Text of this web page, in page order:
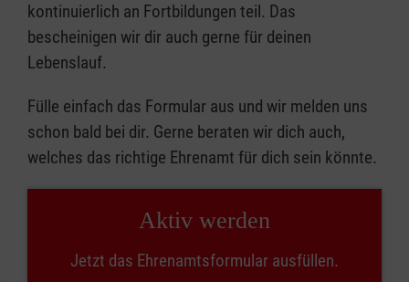
kontinuierlich an Fortbildungen teil. Das
bescheinigen wir dir auch gerne für deinen
Lebenslauf.
Fülle einfach das Formular aus und wir melden uns
schon bald bei dir. Gerne beraten wir dich auch,
welches das richtige Ehrenamt für dich sein könnte.
Aktiv werden
Jetzt das Ehrenamtsformular ausfüllen.